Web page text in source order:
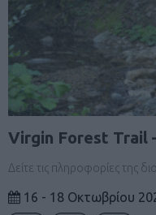
Virgin Forest Trail
Δείτε τις πληροφορίες της
16 - 18 Οκτωβρίου